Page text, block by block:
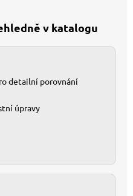
v katalogu
detailní porovnání
úpravy